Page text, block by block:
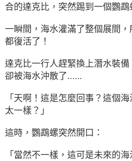
合的達克比，突然踢到一個鸚鵡
一瞬間，海水灌滿了整個展間
都復活了！
達克比一行人趕緊換上潛水裝
卻被海水沖散了......
「天啊！這是怎麼回事？這個
太一樣？」
這時，鸚鵡螺突然開口：
「當然不一樣，這可是未來的